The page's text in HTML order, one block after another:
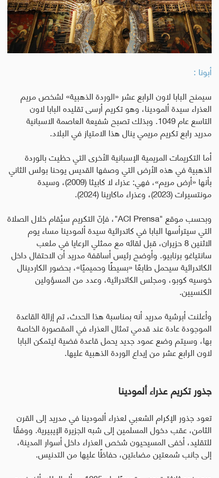
أبونا :
سيمنح البابا لاون الرابع عشر «الوردة الذهبية» لشخص مريم
العذراء سيدة ألمودينا، وهو تكريم أرسى تقليده البابا لاون
التاسع عام 1049. وبذلك تصبح شفيعة العاصمة الاسبانية
مدريد رابع تكريم مريمي ينال هذا الامتياز في البلاد.
أما التكريمات المريمية الإسبانية الأخرى التي حظيت بالوردة
الذهبية في هذه الأرض التي وصفها القديس يوحنا بولس الثاني
بأنها «أرض مريم»، فهي: عذراء لا كابيثا (2009)، وسيدة
مونتسيرات (2023)، وعذراء ماكارينا (2024).
وبحسب موقع "ACI Prensa"، فإنّ التكريم سيُقام خلال الصلاة
التي سيترأسها البابا في كاتدرائية سيدة ألمودينا مساء يوم
الاثنين 8 حزيران، قبل لقائه مع ممثلي الرعايا في ملعب
سانتياغو برنابيو. وأوضح رئيس أساقفة مدريد أن الاحتفال داخل
الكاتدرائية سيحمل طابعًا «بسيطًا وحميميًا»، بحضور الكاردينال
خوسيه كوبو، ومجلس الكاتدرائية، وعدد من المسؤولين
الكنسيين.
وأعلنت أبرشية مدريد أنه بمناسبة هذا الحدث، تم إزالة القاعدة
الموجودة عادة عند قدمي تمثال العذراء في المقصورة الخاصة
بها، وسيتم وضع عمود جديد يحمل قاعدة فضية ليتمكن البابا
لاون الرابع عشر من إيداع الوردة الذهبية عليها.
جذور تكريم عذراء ألمودينا
تعود جذور الإكرام الشعبي لعذراء ألمودينا في مدريد إلى القرن
الثامن، عقب دخول المسلمين إلى شبه الجزيرة الإيبيرية. ووفقًا
للتقليد، أخفى المسيحيون شخص العذراء داخل أسوار المدينة،
إلى جانب شمعتين مضاءتين، حفاظًا عليها من التدنيس.